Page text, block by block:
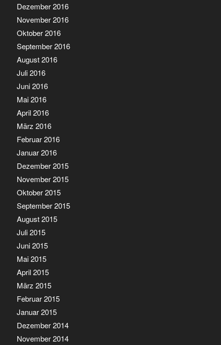
Dezember 2016
November 2016
Oktober 2016
September 2016
August 2016
Juli 2016
Juni 2016
Mai 2016
April 2016
März 2016
Februar 2016
Januar 2016
Dezember 2015
November 2015
Oktober 2015
September 2015
August 2015
Juli 2015
Juni 2015
Mai 2015
April 2015
März 2015
Februar 2015
Januar 2015
Dezember 2014
November 2014